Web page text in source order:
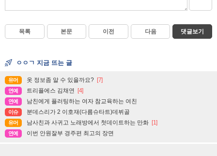
목록 본문 이전 다음 댓글보기
ㅇㅇㄱ 지금 뜨는 글
유머 옷 정보좀 알 수 있을까요? [7]
연예 트리플에스 김채연 [4]
연예 남친에게 플러팅하는 여자 참교육하는 여친
이슈 분데스리가 2 이호재(다름슈타트)데뷔골
유머 남사친과 사귀고 노래방에서 첫데이트하는 만화 [1]
연예 이번 안원잘부 경주편 최고의 장면